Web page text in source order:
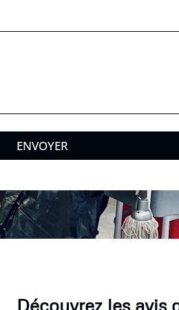
ENVOYER
Découvrez les avis